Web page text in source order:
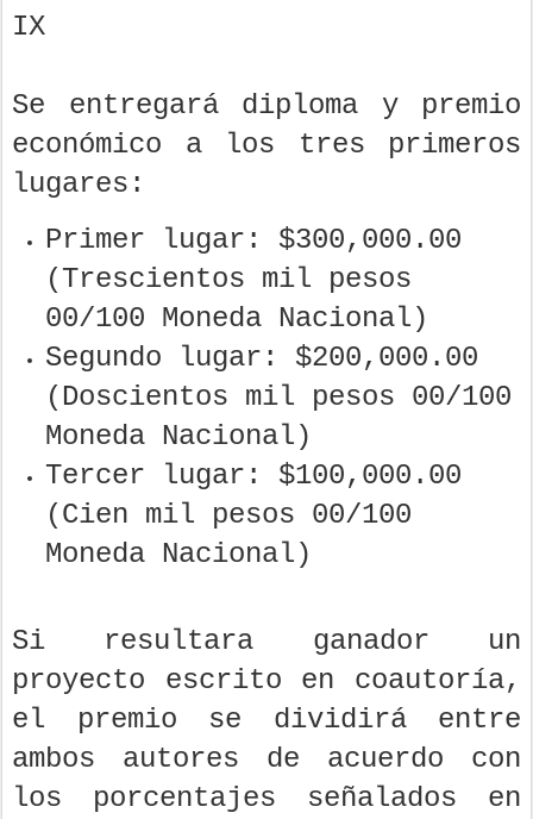
IX
Se entregará diploma y premio
económico a los tres primeros
lugares:
Primer lugar: $300,000.00
(Trescientos mil pesos
00/100 Moneda Nacional)
Segundo lugar: $200,000.00
(Doscientos mil pesos 00/100
Moneda Nacional)
Tercer lugar: $100,000.00
(Cien mil pesos 00/100
Moneda Nacional)
Si resultara ganador un
proyecto escrito en coautoría,
el premio se dividirá entre
ambos autores de acuerdo con
los porcentajes señalados en